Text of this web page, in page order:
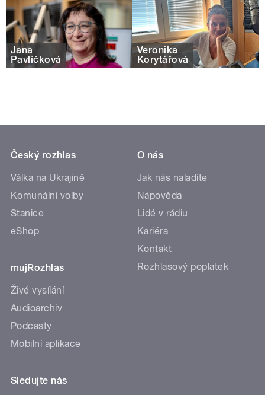
Jana
Pavlíčková
Veronika
Korytářová
Český rozhlas
Válka na Ukrajině
Komunální volby
Stanice
eShop
mujRozhlas
Živé vysílání
Audioarchiv
Podcasty
Mobilní aplikace
O nás
Jak nás naladíte
Nápověda
Lidé v rádiu
Kariéra
Kontakt
Rozhlasový poplatek
Sledujte nás